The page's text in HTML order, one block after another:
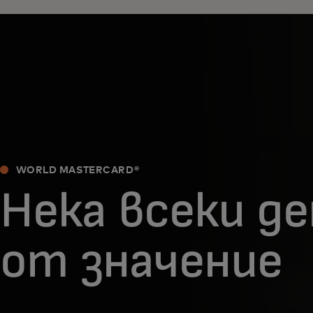
WORLD MASTERCARD®
Нека всеки
от значение